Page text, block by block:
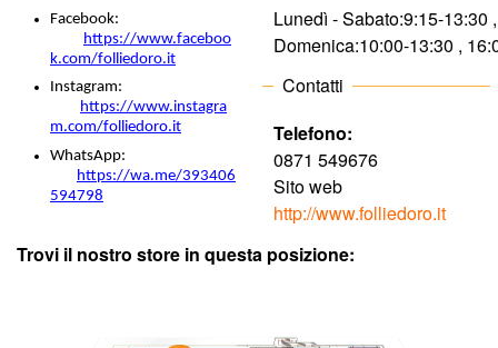
A
Facebook:
https://www.faceboo
k.com/folliedoro.it
Instagram:
https://www.instagra
m.com/folliedoro.it
WhatsApp:
https://wa.me/393406
594798
Lunedì - Sabato:9:15-13:30
Domenica:10:00-13:30 ,
Contatti
Telefono:
0871 549676
Sito web
http://www.folliedoro.it
Trovi il nostro store in questa posizione: